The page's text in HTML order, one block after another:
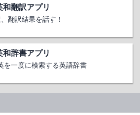
翻訳アプリ
翻訳結果を話す！
辞書アプリ
を一度に検索する英語辞書